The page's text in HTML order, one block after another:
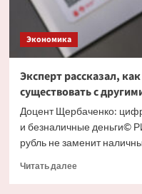
Экономика
Эксперт рассказал,
существовать с
Доцент Щербаченко:
и безналичные деньги©
рубль не заменит
Читать далееПрочитать